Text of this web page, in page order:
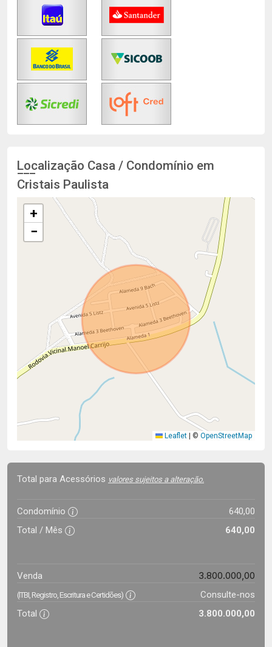
Localização Casa / Condomínio em
Cristais Paulista
+
−
Leaflet © OpenStreetMap
Total para Acessórios valores sujeitos a alteração.
Condomínio
640,00
Total / Mês
640,00
Venda 3.800.000,00
(ITBI, Registro, Escritura e Certidões)
Consulte-nos
Total
3.800.000,00